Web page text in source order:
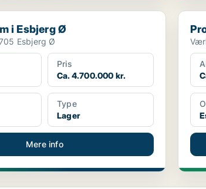
Ø
i Esbjerg Ø
Esbjerg Ø
Pris
Ca. 4.700.000 kr.
Type
Lager
Mere info